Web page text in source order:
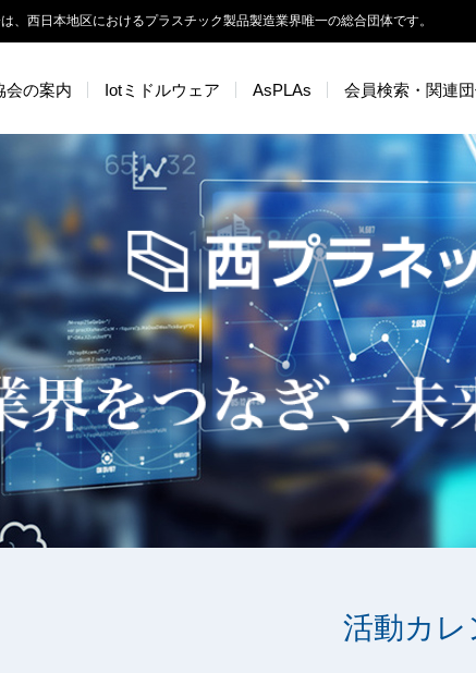
、西日本地区におけるプラスチック製品製造業界唯一の総合団体です。
会の案内 Iotミドルウェア AsPLAs 会員検索・関連
活動カレ